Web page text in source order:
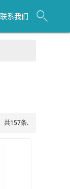
联系我们
共157条.